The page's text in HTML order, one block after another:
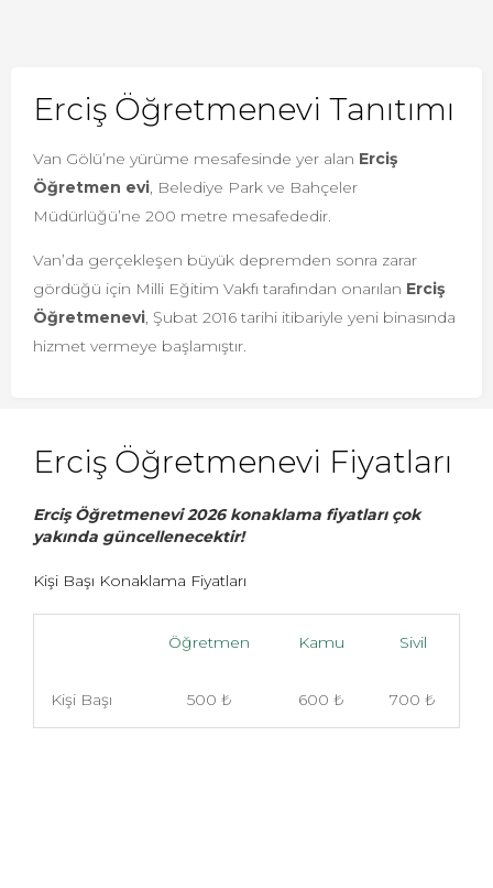
Erciş Öğretmenevi Tanıtımı
Van Gölü’ne yürüme mesafesinde yer alan Erciş
Öğretmen evi, Belediye Park ve Bahçeler
Müdürlüğü’ne 200 metre mesafededir.
Van’da gerçekleşen büyük depremden sonra zarar
gördüğü için Milli Eğitim Vakfı tarafından onarılan Erciş
Öğretmenevi, Şubat 2016 tarihi itibariyle yeni binasında
hizmet vermeye başlamıştır.
Erciş Öğretmenevi Fiyatları
Erciş Öğretmenevi 2026 konaklama fiyatları çok
yakında güncellenecektir!
Kişi Başı Konaklama Fiyatları
Öğretmen Kamu Sivil
Kişi Başı 500 ₺ 600 ₺ 700 ₺